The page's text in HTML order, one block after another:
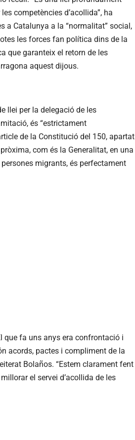
competències d’acollida”, ha
a Catalunya a la “normalitat” social,
les forces fan política dins de la
que garanteix el retorn de les
aquest dijous.
llei per la delegació de les
és “estrictament
de la Constitució del 150, apartat
com és la Generalitat, en una
migrants, és perfectament
que fa uns anys era confrontació i
acords, pactes i compliment de la
Bolaños. “Estem clarament fent
el servei d’acollida de les